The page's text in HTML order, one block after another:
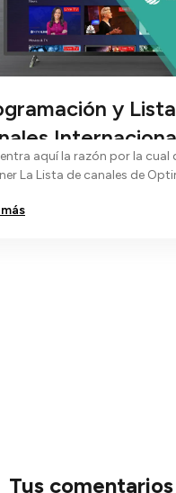
y
en español
aquí la razón por la cual
La Lista de canales de
Tus